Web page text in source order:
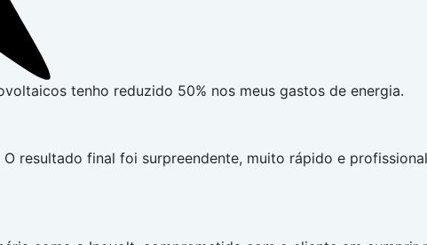
tenho reduzido 50% nos meus gastos de energia.
resultado final foi surpreendente, muito rápido e